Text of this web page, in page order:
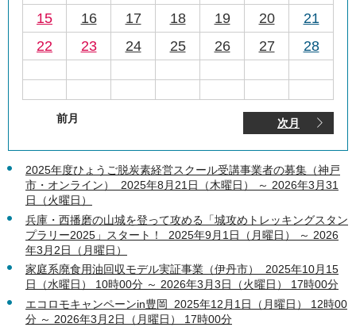
15
16 17 18 19 20
21
22
23 24 25 26 27 28
前月 次月
2025年度ひょうご脱炭素経営スクール受講事業者の募集（神戸
市・オンライン） 2025年8月21日（木曜日） ～ 2026年3月31
日（火曜日）
兵庫・西播磨の山城を登って攻める「城攻めトレッキングスタン
プラリー2025」スタート！ 2025年9月1日（月曜日） ～ 2026
年3月2日（月曜日）
家庭系廃食用油回収モデル実証事業（伊丹市） 2025年10月15
日（水曜日） 10時00分 ～ 2026年3月3日（火曜日） 17時00分
エコロモキャンペーンin豊岡 2025年12月1日（月曜日） 12時00
分 ～ 2026年3月2日（月曜日） 17時00分